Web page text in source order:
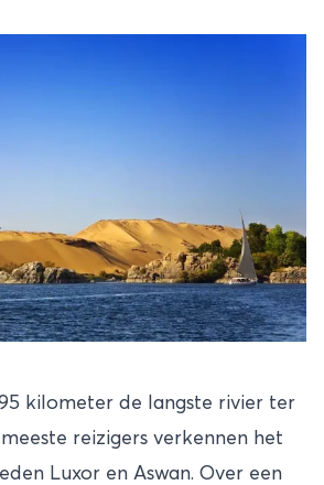
kilometer de langste rivier ter
reizigers verkennen het
Luxor en Aswan. Over een